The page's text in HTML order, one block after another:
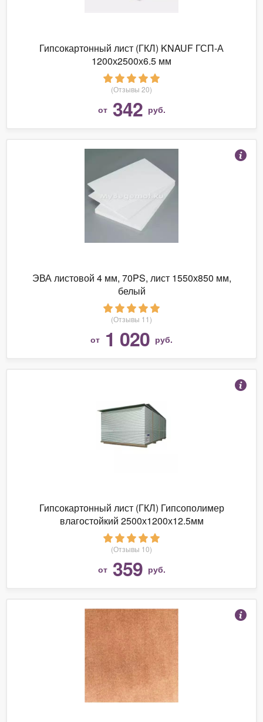
Гипсокартонный лист (ГКЛ) KNAUF ГСП-А
1200х2500х6.5 мм
(Отзывы 20)
от 342 руб.
ЭВА листовой 4 мм, 70PS, лист 1550х850 мм,
белый
(Отзывы 11)
от 1 020 руб.
Гипсокартонный лист (ГКЛ) Гипсополимер
влагостойкий 2500х1200х12.5мм
(Отзывы 10)
от 359 руб.